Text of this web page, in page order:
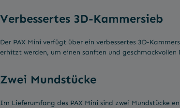
Verbessertes 3D-Kammersieb
Der PAX Mini verfügt über ein verbessertes 3D-
erhitzt werden, um einen sanften und geschmackvollen
Zwei Mundstücke
Im Lieferumfang des PAX Mini sind zwei Mundstücke